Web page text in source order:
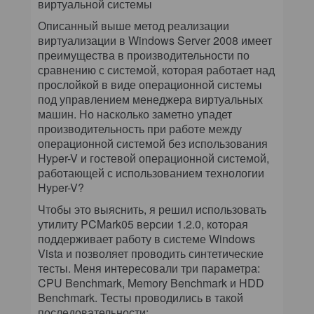
виртуальной системы
Описанный выше метод реализации
виртуализации в Windows Server 2008 имеет
преимущества в производительности по
сравнению с системой, которая работает над
прослойкой в виде операционной системы
под управлением менеджера виртуальных
машин. Но насколько заметно упадет
производительность при работе между
операционной системой без использования
Hyper-V и гостевой операционной системой,
работающей с использованием технологии
Hyper-V?
Чтобы это выяснить, я решил использовать
утилиту PCMark05 версии 1.2.0, которая
поддерживает работу в системе Windows
Vista и позволяет проводить синтетические
тесты. Меня интересовали три параметра:
CPU Benchmark, Memory Benchmark и HDD
Benchmark. Тесты проводились в такой